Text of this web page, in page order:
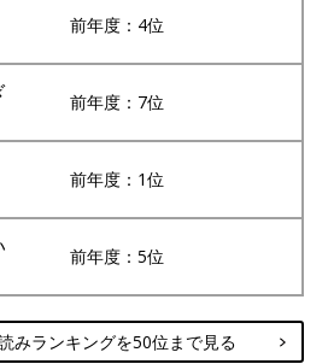
前年度：4位
前年度：7位
前年度：1位
前年度：5位
ランキングを50位まで見る